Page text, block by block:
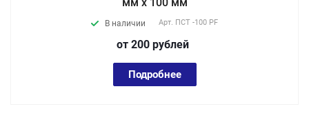
В наличии Арт. ПСТ -100 PF
от 200 рублей
Подробнее